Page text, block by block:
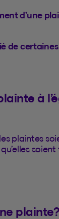
d’une
de
à
plaintes
plainte?